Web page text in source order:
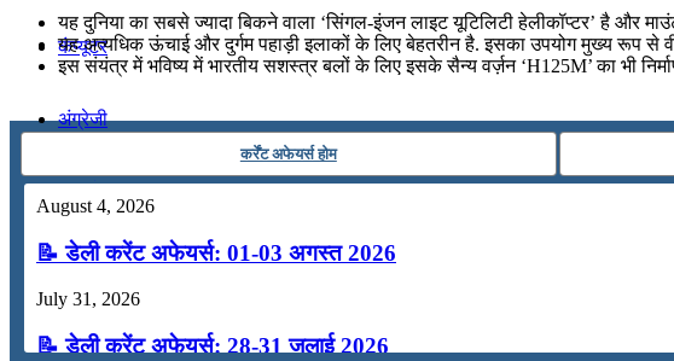
कंप्यूटर
अंग्रेजी
टुडेज जीके
Menu Menu
यह दुनिया का सबसे ज्यादा बिकने वाला ‘सिंगल-इंजन लाइट यूटिलिटी हेलीकॉप्टर’ है और
यह अत्यधिक ऊंचाई और दुर्गम पहाड़ी इलाकों के लिए बेहतरीन है. इसका उपयोग मुख्य रूप से
इस संयंत्र में भविष्य में भारतीय सशस्त्र बलों के लिए इसके सैन्य वर्ज़न ‘H125M’ का भी
कर्रेंट अफेयर्स होम
August 4, 2026
📝 डेली करेंट अफेयर्स: 01-03 अगस्त 2026
July 31, 2026
📝 डेली करेंट अफेयर्स: 28-31 जुलाई 2026